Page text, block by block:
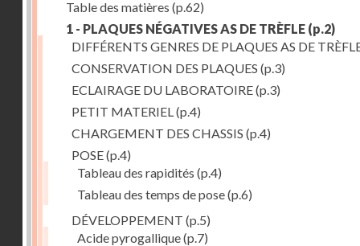
Table des matières (p.62)
1 - PLAQUES NÉGATIVES AS DE TRÈFLE (p.2)
DIFFÉRENTS GENRES DE PLAQUES AS DE
CONSERVATION DES PLAQUES (p.3)
ECLAIRAGE DU LABORATOIRE(p.3)
PETIT MATERIEL (p.4)
CHARGEMENT DES CHASSIS (p.4)
POSE(p.4)
Tableau des rapidités (p.4)
Tableau des temps de pose(p.6)
DÉVELOPPEMENT (p.5)
Acide pyrogallique(p.7)